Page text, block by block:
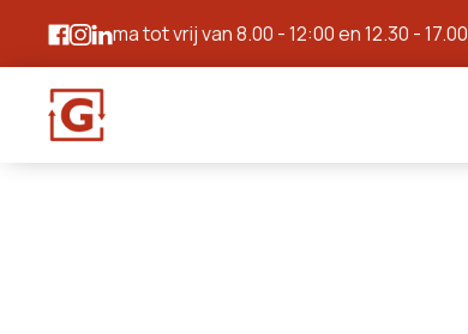
ma tot vrij van 8.00 - 12:00 en 12.30 - 17.00